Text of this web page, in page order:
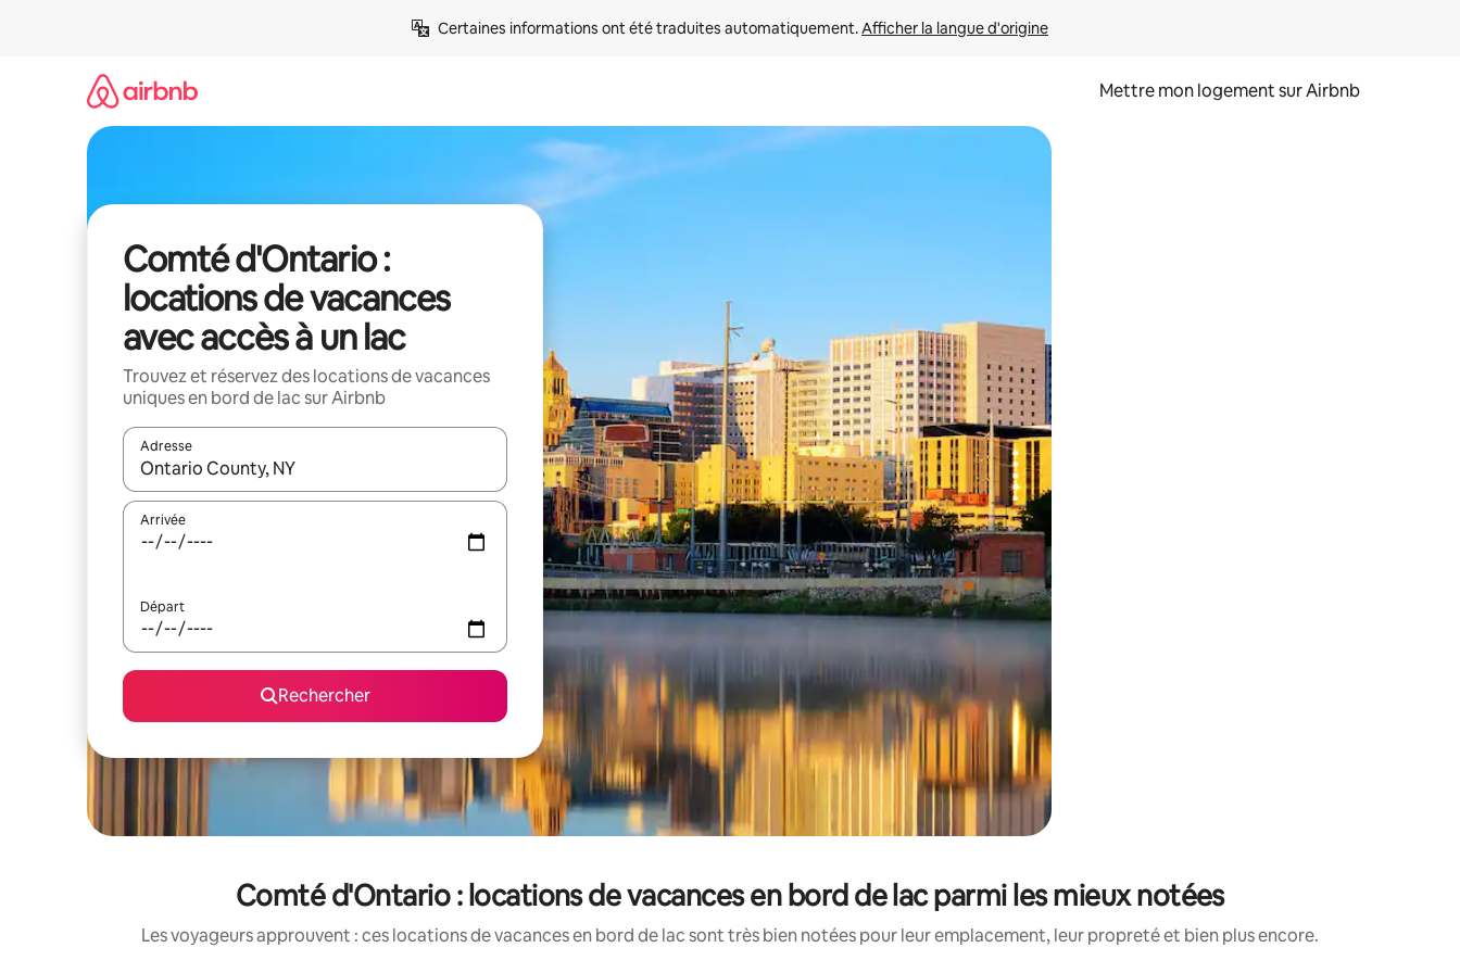
Certaines informations ont été traduites automatiquement. Afficher la langue d'origine
Mettre mon logement sur Airbnb
Comté d'Ontario :
locations de vacances
avec accès à un lac
Trouvez et réservez des locations de vacances
uniques en bord de lac sur Airbnb
Adresse
Lorsque les résultats s'affichent, utilisez les flèches vers le haut et vers le bas pour les parcourir ou en appuyant et en faisant glisser.
Arrivée
Départ
Rechercher
Comté d'Ontario : locations de vacances en bord de lac parmi les mieux notées
Les voyageurs approuvent : ces locations de vacances en bord de lac sont très bien notées pour leur emplacement, leur propreté et bien plus encore.